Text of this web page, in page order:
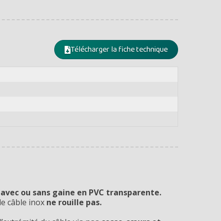
Télécharger la fiche technique
avec ou sans gaine en PVC transparente.
câble inox ne rouille pas.